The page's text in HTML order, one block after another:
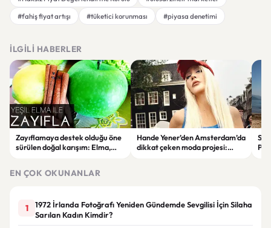
#fahiş fiyat artışı
#tüketici korunması #piyasa denetimi
İLGILI HABERLER
Zayıflamaya destek olduğu öne
sürülen doğal karışım: Elma,
Hande Yener’den Amsterdam’da
dikkat çeken moda projesi:
EN ÇOK OKUNANLAR
1
1972 İrlanda Fotoğrafı Yeniden Gündemde Sevgilisi İçin Silaha
Sarılan Kadın Kimdir?